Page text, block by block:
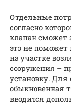
Отдельные
согласно
клапан сможет
это не поможет
на участке
сооружения –
установку. Для
обыкновенная
вводится